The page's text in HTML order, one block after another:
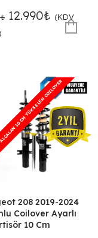
₺ Orijinal
12.990₺ Şu
andaki
(KDV
10 CM YÜKSELEN COILOVER
10 CM YÜKSELEN COILOVER
208 2019-2024
Coilover Ayarlı
10 Cm